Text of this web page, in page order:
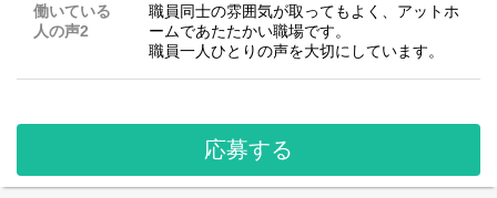
働いている
人の声2
職員同士の雰囲気が取ってもよく、アットホ
ームであたたかい職場です。
職員一人ひとりの声を大切にしています。
応募する